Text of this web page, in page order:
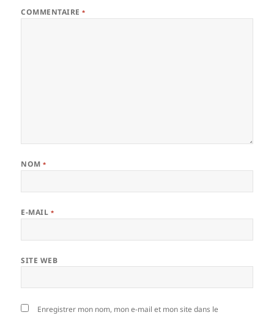
COMMENTAIRE*
NOM*
E-MAIL *
SITE WEB
Enregistrer mon nom, mon e-mail et mon site dans le